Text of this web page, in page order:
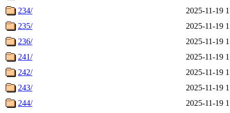
234/
2025-11-19
235/
2025-11-19
236/
2025-11-19
241/
2025-11-19
242/
2025-11-19
243/
2025-11-19
244/
2025-11-19